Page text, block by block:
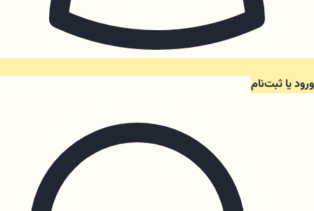
ورود یا ثبت‌نام